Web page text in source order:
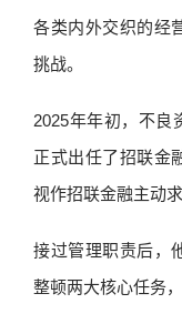
各类内外交织的经
挑战。
2025年年初，不
正式出任了招联金
视作招联金融主动
接过管理职责后，
整顿两大核心任务